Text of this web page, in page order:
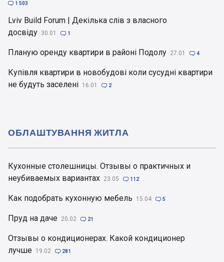
 1 503
Lviv Build Forum | Декілька слів з власного
досвіду 30.01  1
Планую оренду квартири в районі Подолу 27.01  4
Купівля квартири в новобудові коли сусудні квартири
не будуть заселені 16.01  2
Кухонные столешницы. Отзывы о практичных и
неубиваемых вариантах 23.05  112
Как подобрать кухонную мебель 15.04  5
Пруд на даче 20.02  21
Отзывы о кондиционерах. Какой кондиционер
лучше 19.02  281
ОБЛАШТУВАННЯ ЖИТЛА